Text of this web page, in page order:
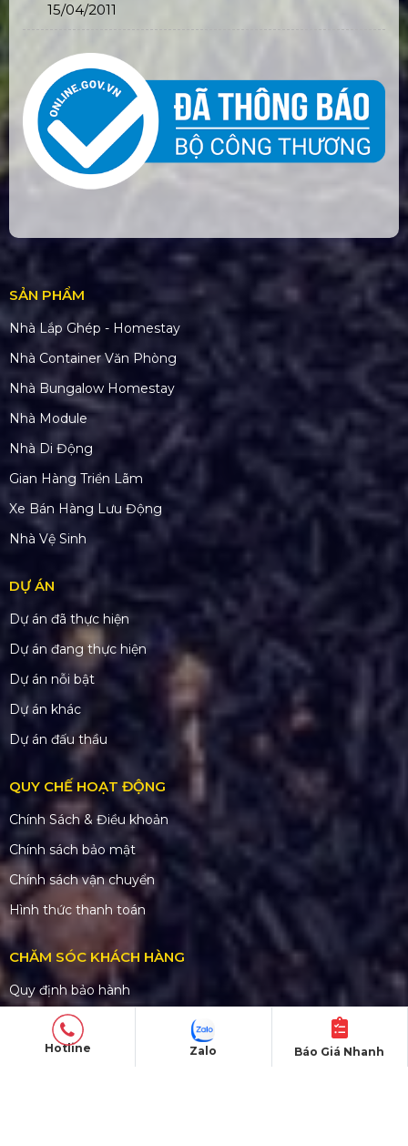
15/04/2011
SẢN PHẨM
Nhà Lắp Ghép - Homestay
Nhà Container Văn Phòng
Nhà Bungalow Homestay
Nhà Module
Nhà Di Động
Gian Hàng Triển Lãm
Xe Bán Hàng Lưu Động
Nhà Vệ Sinh
DỰ ÁN
Dự án đã thực hiện
Dự án đang thực hiện
Dự án nỗi bật
Dự án khác
Dự án đấu thầu
QUY CHẾ HOẠT ĐỘNG
Chính Sách & Điều khoản
Chính sách bảo mật
Chính sách vận chuyển
Hình thức thanh toán
CHĂM SÓC KHÁCH HÀNG
Quy định bảo hành
Chính sách bán hàng
Tra cứu đơn hàng
Hotline Báo Giá Nhanh
Zalo